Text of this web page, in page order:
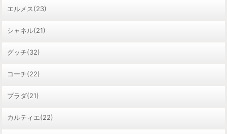
エルメス(23)
シャネル(21)
グッチ(32)
コーチ(22)
プラダ(21)
カルティエ(22)